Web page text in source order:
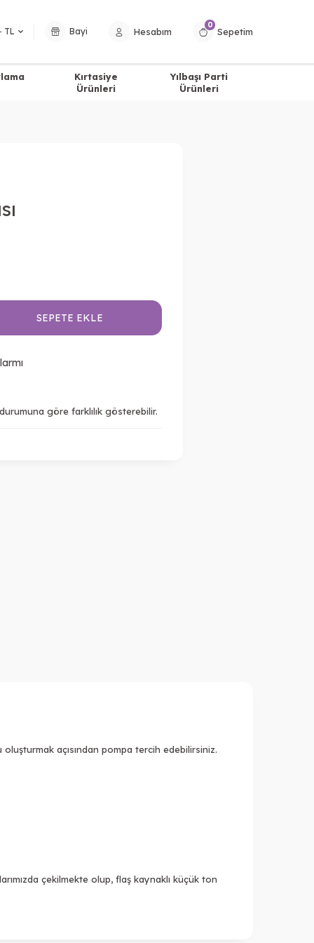
TL Bayi Hesabım
0
Sepetim
Kırtasiye
Ürünleri
Yılbaşı Parti
Ürünleri
SEPETE EKLE
göre farklılık gösterebilir.
açısından pompa tercih edebilirsiniz.
çekilmekte olup, flaş kaynaklı küçük ton